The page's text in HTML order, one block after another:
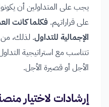
يجب على المتداولين أن
على قراراتهم. فكلما كانت
الإجمالية للتداول. لذلك، من
تتناسب مع استراتيجية
الأجل أو قصيرة الأجل.
إرشادات لاختيار